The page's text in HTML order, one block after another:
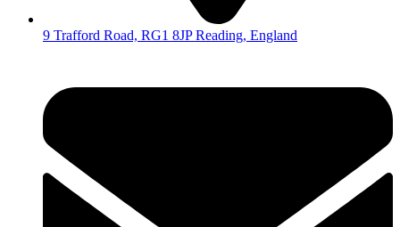
9 Trafford Road, RG1 8JP Reading, England